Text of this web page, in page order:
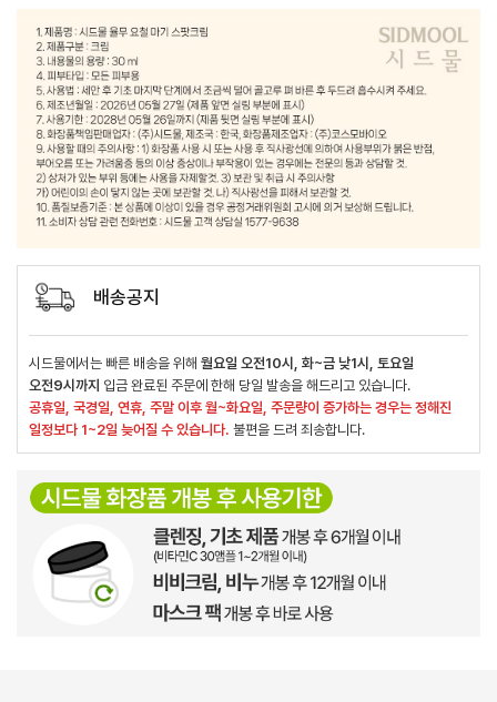
배송공지
시드물에서는 빠른 배송을 위해 월요일 오전10시, 화~금 낮1시, 토요일
오전9시까지 입금 완료된 주문에 한해 당일 발송을 해드리고 있습니다.
공휴일, 국경일, 연휴, 주말 이후 월~화요일, 주문량이 증가하는 경우는 정해진
일정보다 1~2일 늦어질 수 있습니다. 불편을 드려 죄송합니다.